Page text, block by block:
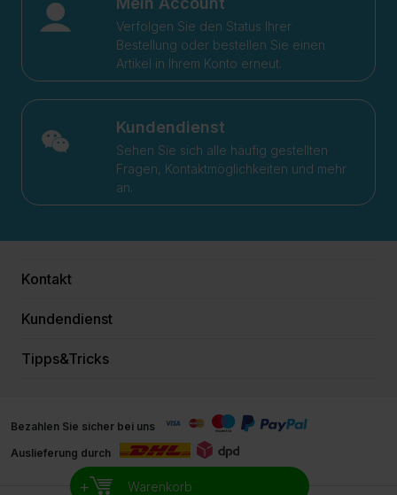
+ Warenkorb
Verfolgen Sie den Status Ihrer
Bestellung oder bestellen Sie einen
Artikel in Ihrem Konto erneut.
Kundendienst
Sehen Sie sich alle häufig gestellten
Fragen, Kontaktmöglichkeiten und mehr
an.
Kontakt
Kundendienst
Tipps&Tricks
Bezahlen Sie sicher bei uns
Auslieferung durch